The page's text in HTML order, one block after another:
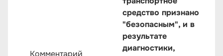
Комментарий
средство признано
"безопасным", и в
результате
диагностики,